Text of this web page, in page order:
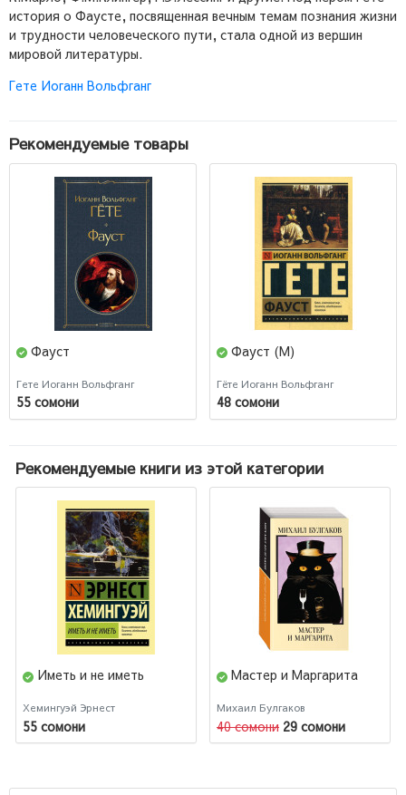
история о Фаусте, посвященная вечным темам познания жизни
и трудности человеческого пути, стала одной из вершин
мировой литературы.
Гете Иоганн Вольфганг
Рекомендуемые товары
Фауст
Гете Иоганн Вольфганг
55 сомони
Фауст (М)
Гёте Иоганн Вольфганг
48 сомони
Рекомендуемые книги из этой категории
Иметь и не иметь
Хемингуэй Эрнест
55 сомони
Мастер и Маргарита
Михаил Булгаков
40 сомони 29 сомони